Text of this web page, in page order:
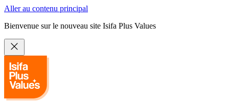
Aller au contenu principal
Bienvenue sur le nouveau site Isifa Plus Values